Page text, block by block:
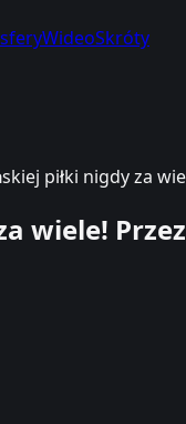
WideoSkróty
piłki nigdy za
wiele!